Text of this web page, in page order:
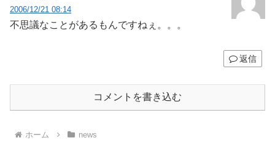
2006/12/21 08:14
不思議なことがあるもんですねぇ。。。
返信
コメントを書き込む
ホーム news